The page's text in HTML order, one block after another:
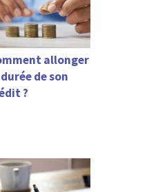
allonger
de son
?